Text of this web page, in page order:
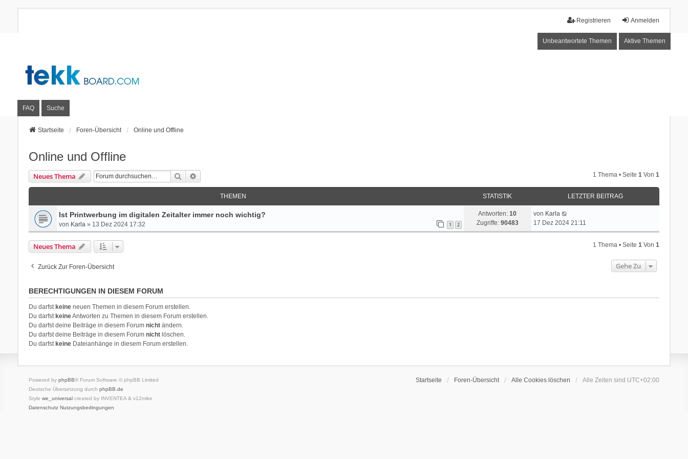
Anmelden
Registrieren
Unbeantwortete Themen Aktive Themen
FAQ Suche
Startseite Foren-Übersicht Online und Offline
Online und Offline
Neues Thema Suche 1 Thema • Seite1 Von1
THEMEN STATISTIK LETZTER BEITRAG
Ist Printwerbung im digitalen Zeitalter immer noch wichtig?
von Karla» 13 Dez 2024 17:32 1 2
Antworten:10
Zugriffe: 90483
von Karla
17 Dez 2024 21:11
Neues Thema 1 Thema • Seite1 Von1
Zurück Zur Foren-Übersicht Gehe Zu
BERECHTIGUNGEN IN DIESEM FORUM
Du darfst keineneuen Themen in diesem Forum erstellen.
Du darfst keineAntworten zu Themen in diesem Forum erstellen.
Du darfst deine Beiträge in diesem Forum nichtändern.
Du darfst deine Beiträge in diesem Forum nichtlöschen.
Du darfst keineDateianhänge in diesem Forum erstellen.
Startseite Foren-Übersicht Alle Cookies löschen Alle Zeiten sind UTC+02:00
Powered by phpBB® Forum Software © phpBB Limited
Deutsche Übersetzung durch phpBB.de
Style we_universal created by INVENTEA & v12mike
Datenschutz Nutzungsbedingungen